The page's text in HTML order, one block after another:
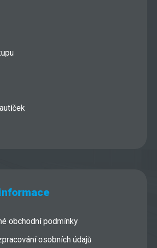
obchodní podmínky
osobních údajů